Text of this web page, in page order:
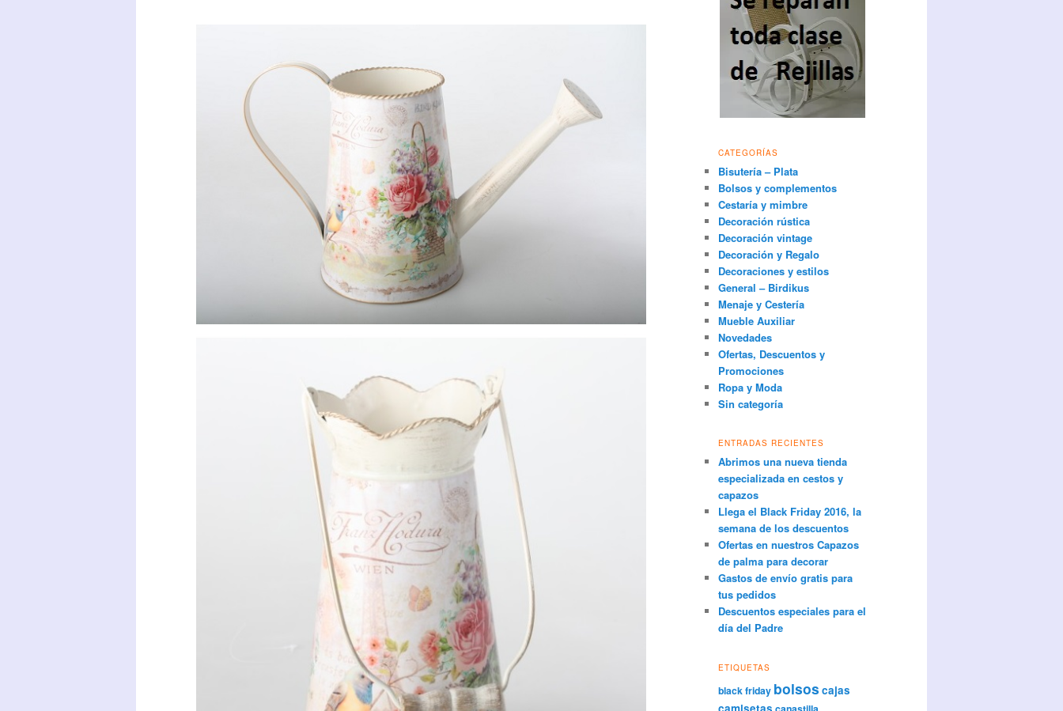
CATEGORÍAS
Bisutería – Plata
Bolsos y complementos
Cestaría y mimbre
Decoración rústica
Decoración vintage
Decoración y Regalo
Decoraciones y estilos
General – Birdikus
Menaje y Cestería
Mueble Auxiliar
Novedades
Ofertas, Descuentos y
Promociones
Ropa y Moda
Sin categoría
ENTRADAS RECIENTES
Abrimos una nueva tienda
especializada en cestos y
capazos
Llega el Black Friday 2016, la
semana de los descuentos
Ofertas en nuestros Capazos
de palma para decorar
Gastos de envío gratis para
tus pedidos
Descuentos especiales para el
día del Padre
ETIQUETAS
black friday bolsos cajas